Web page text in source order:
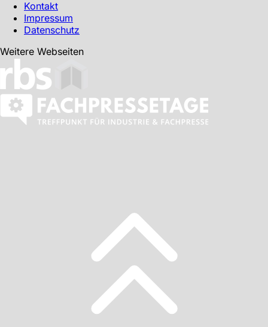
Kontakt
Impressum
Datenschutz
Weitere Webseiten